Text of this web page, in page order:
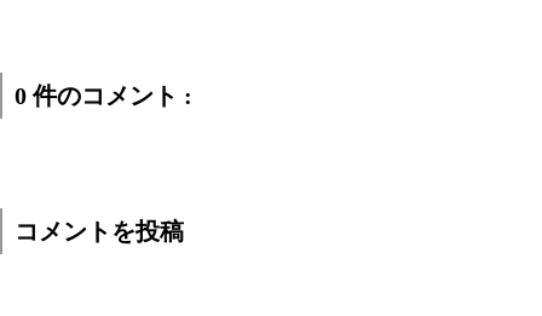
0 件のコメント :
コメントを投稿